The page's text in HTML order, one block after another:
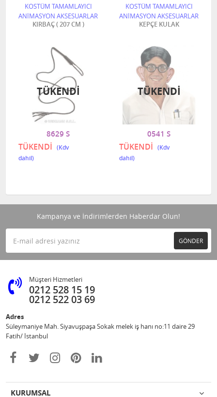
KOSTÜM TAMAMLAYICI
ANİMASYON AKSESUARLAR
KIRBAÇ ( 207 CM )
8629 S
TÜKENDİ
TÜKENDI
KOSTÜM TAMAMLAYICI
ANİMASYON AKSESUARLAR
KEPÇE KULAK
0541 S
TÜKENDİ
TÜKENDI
Kampanya ve İndirimlerden Haberdar Olun!
GÖNDER
Müşteri Hizmetleri
0212 528 15 19
0212 522 03 69
Adres
Süleymaniye Mah. Siyavuşpaşa Sokak melek iş hanı no:11 daire 29
Fatih/ İstanbul
KURUMSAL